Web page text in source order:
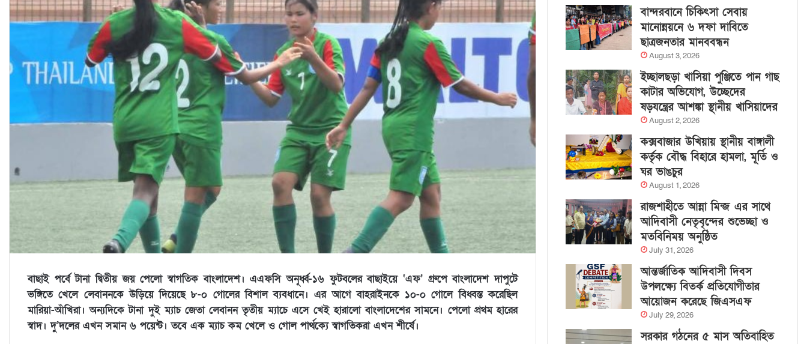
বাছাই পর্বে টানা দ্বিতীয় জয় পেলো স্বাগতিক বাংলাদেশ। এএফসি অনূর্ধ্ব-১৬ ফুটবলের বাছাইয়ে ‘এফ’ গ্রুপে বাংলাদেশ দাপুটে
ভঙ্গিতে খেলে লেবাননকে উড়িয়ে দিয়েছে ৮-০ গোলের বিশাল ব্যবধানে। এর আগে বাহরাইনকে ১০-০ গোলে বিধ্বস্ত করেছিল
মারিয়া-আঁখিরা। অন্যদিকে টানা দুই ম্যাচ জেতা লেবানন তৃতীয় ম্যাচে এসে খেই হারালো বাংলাদেশের সামনে। পেলো প্রথম হারের
স্বাদ। দু’দলের এখন সমান ৬ পয়েন্ট। তবে এক ম্যাচ কম খেলে ও গোল পার্থক্যে স্বাগতিকরা এখন শীর্ষে।
বান্দরবানে চিকিৎসা সেবায়
মানোন্নয়নে ৬ দফা দাবিতে
ছাত্রজনতার মানববন্ধন
August 3, 2026
ইচ্ছালছড়া খাসিয়া পুঞ্জিতে পান গাছ
কাটার অভিযোগ, উচ্ছেদের
ষড়যন্ত্রের আশঙ্কা স্থানীয় খাসিয়াদের
August 2, 2026
কক্সবাজার উখিয়ায় স্থানীয় বাঙ্গালী
কর্তৃক বৌদ্ধ বিহারে হামলা, মূর্তি ও
ঘর ভাঙচুর
August 1, 2026
রাজশাহীতে আন্না মিন্জ এর সাথে
আদিবাসী নেতৃবৃন্দের শুভেচ্ছা ও
মতবিনিময় অনুষ্ঠিত
July 31, 2026
আন্তর্জাতিক আদিবাসী দিবস
উপলক্ষ্যে বিতর্ক প্রতিযোগীতার
আয়োজন করেছে জিএসএফ
July 29, 2026
সরকার গঠনের ৫ মাস অতিবাহিত